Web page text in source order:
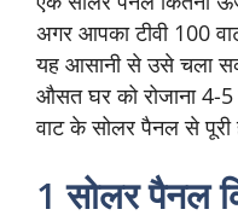
सबसे पहले यह जानना
होती है।वाट (Watt)
जो बताती है कि एक
है। उदाहरण के लिए,
सोलर पैनल 200 वाट
क्या आप जानते हैं?
5 यूनिट बिजली चाहिए,